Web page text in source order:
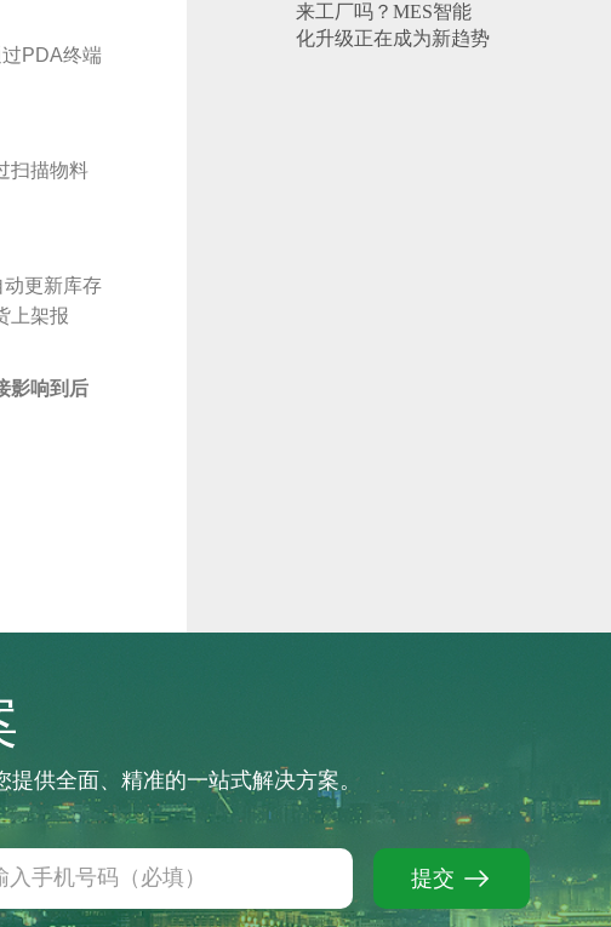
PDA终端
扫描物料
更新库存
上架报
影响到后
来工厂吗？MES智能
化升级正在成为新趋势
供全面、精准的一站式解决方案。
提交